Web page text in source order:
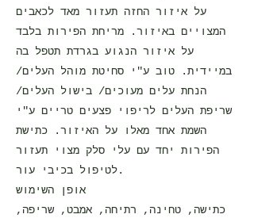
על איזור החזה תעזור מאד לכאבים
המצויים באיזור. מריחת הפירות בלבד
על איזור הנגוע בגרדת תטפל בה
במיידית. טוב ע"י סחיטת מוהל העלים/
הנחת עלים מעוכים/ בישול העלים/
שריפת העלים לריפוי פצעים טריים ע"י
השמת אחד מאלו על האיזור. כתישת
הפירות יחד עם עלי סלק מצוי תעזור
לטיפול בכיבי עור.
אופן השימוש
כתישה, טחינה, רתיחה, אמבט, שריפה,